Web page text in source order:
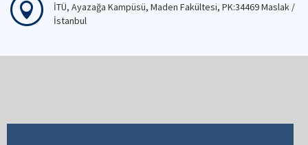
İTÜ, Ayazağa Kampüsü, Maden Fakültesi, PK:34469 Maslak /
İstanbul